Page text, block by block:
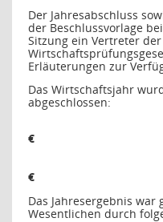
Der Jahresabschluss
der Beschlussvorlage
Sitzung ein Vertreter der
Erläuterungen zur
Das Wirtschaftsjahr
abgeschlossen:
€
€
Das Jahresergebnis
Wesentlichen durch